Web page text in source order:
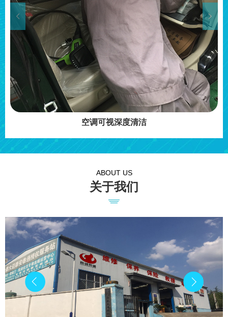
空调可视深度清洁
ABOUT US
关于我们